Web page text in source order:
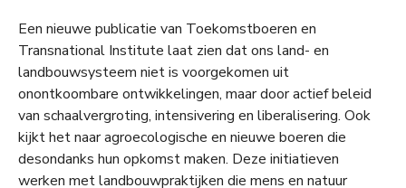
Een nieuwe publicatie van Toekomstboeren en
Transnational Institute laat zien dat ons land- en
landbouwsysteem niet is voorgekomen uit
onontkoombare ontwikkelingen, maar door actief beleid
van schaalvergroting, intensivering en liberalisering. Ook
kijkt het naar agroecologische en nieuwe boeren die
desondanks hun opkomst maken. Deze initiatieven
werken met landbouwpraktijken die mens en natuur